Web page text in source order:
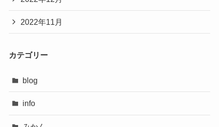
2022年11月
カテゴリー
blog
info